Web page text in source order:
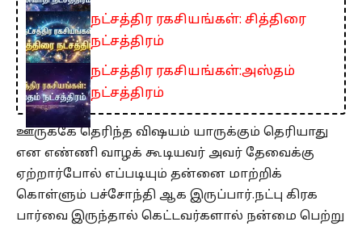
நட்சத்திர ரகசியங்கள்: சித்திரை
நட்சத்திரம்
நட்சத்திர ரகசியங்கள்:அஸ்தம்
நட்சத்திரம்
ஊருக்கே தெரிந்த விஷயம் யாருக்கும் தெரியாது
என எண்ணி வாழக் கூடியவர் அவர் தேவைக்கு
ஏற்றார்போல் எப்படியும் தன்னை மாற்றிக்
கொள்ளும் பச்சோந்தி ஆக இருப்பார்.நட்பு கிரக
பார்வை இருந்தால் கெட்டவர்களால் நன்மை பெற்று